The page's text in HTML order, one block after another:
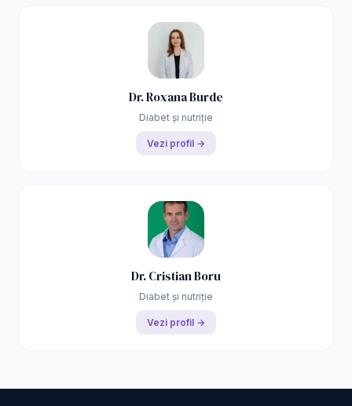
Dr. Roxana Burde
Diabet și nutriție
Vezi profil →
Dr. Cristian Boru
Diabet și nutriție
Vezi profil →